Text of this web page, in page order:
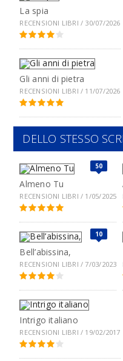
La spia
RECENSIONI LIBRI / 30/07/2026
Gli anni di pietra
RECENSIONI LIBRI / 11/07/2026
DELLO STESSO
50
Almeno Tu
RECENSIONI LIBRI / 1/05/2025
10
Bell’abissina,
RECENSIONI LIBRI / 7/03/2023
Intrigo italiano
RECENSIONI LIBRI / 19/02/2017